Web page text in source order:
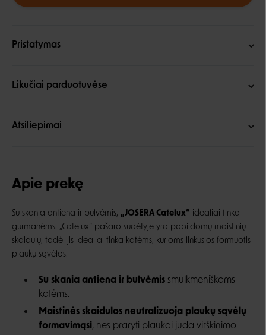
Pristatymas
Likučiai parduotuvėse
Atsiliepimai
Apie prekę
Su skania antiena ir bulvėmis, „JOSERA Catelux“ idealiai tinka
gurmanėms. „Catelux“ pašaro sudėtyje yra papildomų maistinių
skaidulų, todėl jis idealiai tinka katėms, kurioms linkusios formuotis
plaukų sąvėlos.
Su skania antiena ir bulvėmis smulkmeniškoms
katėms.
Maistinės skaidulos neutralizuoja plaukų sąvėlų
formavimąsi, nes praryti plaukai juda virškinimo